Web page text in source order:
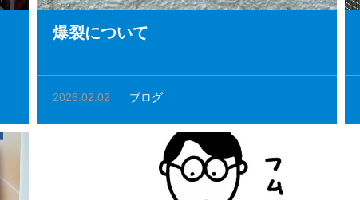
爆裂について
2026.02.02 ブログ